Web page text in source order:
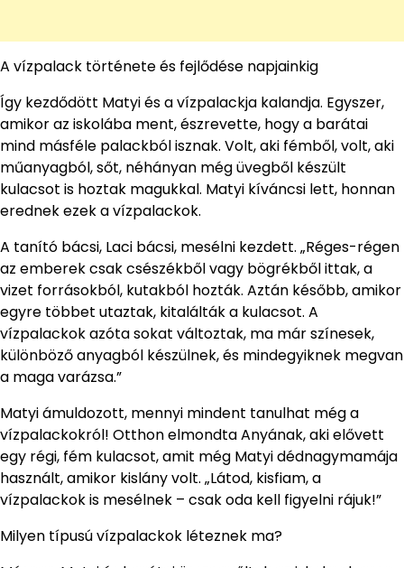
A vízpalack története és fejlődése napjainkig
Így kezdődött Matyi és a vízpalackja kalandja. Egyszer,
amikor az iskolába ment, észrevette, hogy a barátai
mind másféle palackból isznak. Volt, aki fémből, volt, aki
műanyagból, sőt, néhányan még üvegből készült
kulacsot is hoztak magukkal. Matyi kíváncsi lett, honnan
erednek ezek a vízpalackok.
A tanító bácsi, Laci bácsi, mesélni kezdett. „Réges-régen
az emberek csak csészékből vagy bögrékből ittak, a
vizet forrásokból, kutakból hozták. Aztán később, amikor
egyre többet utaztak, kitalálták a kulacsot. A
vízpalackok azóta sokat változtak, ma már színesek,
különböző anyagból készülnek, és mindegyiknek megvan
a maga varázsa.”
Matyi ámuldozott, mennyi mindent tanulhat még a
vízpalackokról! Otthon elmondta Anyának, aki elővett
egy régi, fém kulacsot, amit még Matyi dédnagymamája
használt, amikor kislány volt. „Látod, kisfiam, a
vízpalackok is mesélnek – csak oda kell figyelni rájuk!”
Milyen típusú vízpalackok léteznek ma?